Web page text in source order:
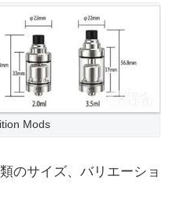
Mods
のサイズ、バリエーショ